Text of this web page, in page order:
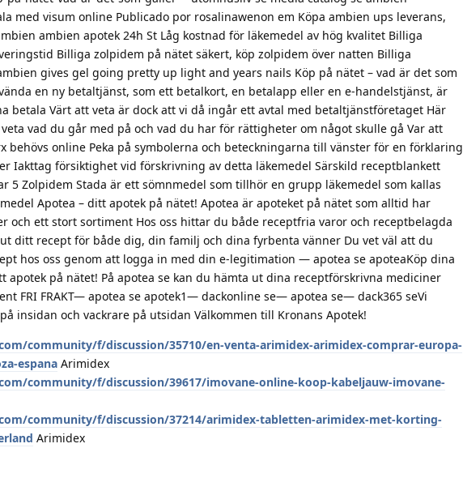
med visum online Publicado por rosalinawenon em Köpa ambien ups leverans,
ambien apotek 24h St Låg kostnad för läkemedel av hög kvalitet Billiga
Billiga zolpidem på nätet säkert, köp zolpidem över natten Billiga
gives gel going pretty up light and years nails Köp på nätet – vad är det som
en ny betaltjänst, som ett betalkort, en betalapp eller en e-handelstjänst, är
betala Värt att veta är dock att vi då ingår ett avtal med betaltjänstföretaget Här
vad du går med på och vad du har för rättigheter om något skulle gå Var att
behövs online Peka på symbolerna och beteckningarna till vänster för en förklaring
Iakttag försiktighet vid förskrivning av detta läkemedel Särskild receptblankett
5 Zolpidem Stada är ett sömnmedel som tillhör en grupp läkemedel som kallas
Apotea – ditt apotek på nätet! Apotea är apoteket på nätet som alltid har
och ett stort sortiment Hos oss hittar du både receptfria varor och receptbelagda
ditt recept för både dig, din familj och dina fyrbenta vänner Du vet väl att du
hos oss genom att logga in med din e-legitimation — apotea se apoteaKöp dina
apotek på nätet! På apotea se kan du hämta ut dina receptförskrivna mediciner
FRI FRAKT— apotea se apotek1— dackonline se— apotea se— dack365 seVi
insidan och vackrare på utsidan Välkommen till Kronans Apotek!
community/f/discussion/35710/en-venta-arimidex-arimidex-comprar-europa-
espana Arimidex
community/f/discussion/39617/imovane-online-koop-kabeljauw-imovane-
community/f/discussion/37214/arimidex-tabletten-arimidex-met-korting-
Arimidex